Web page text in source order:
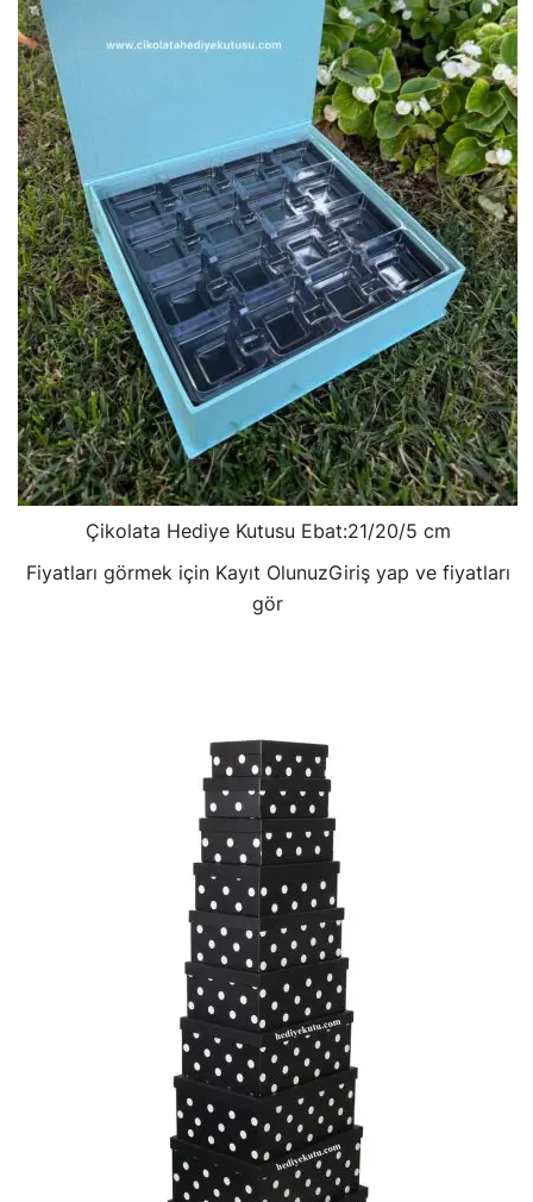
Çikolata Hediye Kutusu Ebat:21/20/5 cm
Fiyatları görmek için Kayıt OlunuzGiriş yap ve fiyatları
gör